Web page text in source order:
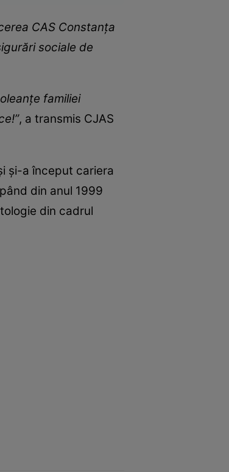
CAS Constanța
sociale de
familiei
, a transmis CJAS
și-a început cariera
din anul 1999
din cadrul